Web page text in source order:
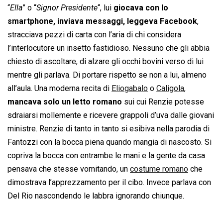
“Ella” o “Signor Presidente“, lui giocava con lo
smartphone, inviava messaggi, leggeva Facebook,
stracciava pezzi di carta con l’aria di chi considera
l’interlocutore un insetto fastidioso. Nessuno che gli abbia
chiesto di ascoltare, di alzare gli occhi bovini verso di lui
mentre gli parlava. Di portare rispetto se non a lui, almeno
all’aula. Una moderna recita di Eliogabalo o Caligola,
mancava solo un letto romano sui cui Renzie potesse
sdraiarsi mollemente e ricevere grappoli d’uva dalle giovani
ministre. Renzie di tanto in tanto si esibiva nella parodia di
Fantozzi con la bocca piena quando mangia di nascosto. Si
copriva la bocca con entrambe le mani e la gente da casa
pensava che stesse vomitando, un costume romano che
dimostrava l’apprezzamento per il cibo. Invece parlava con
Del Rio nascondendo le labbra ignorando chiunque.